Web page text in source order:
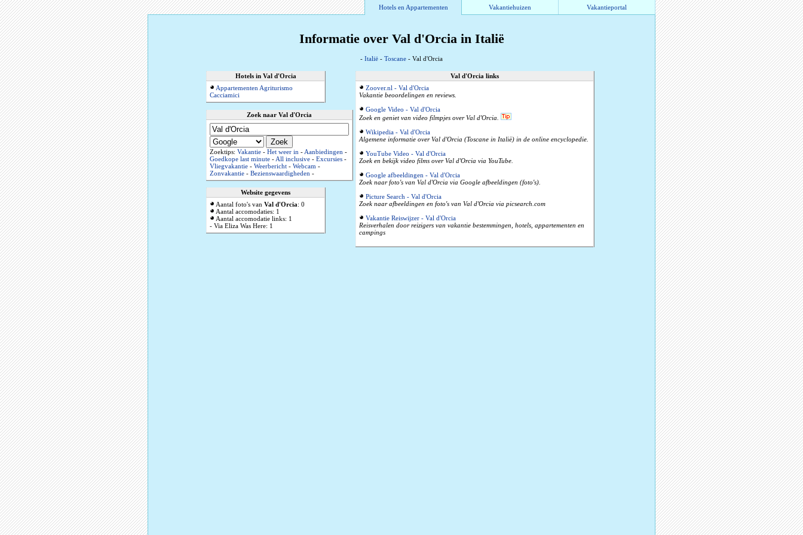
Hotels en Appartementen Vakantiehuizen Vakantieportal
Informatie over Val d'Orcia in Italië
- Italië - Toscane - Val d'Orcia
Hotels in Val d'Orcia
Appartementen Agriturismo
Cacciamici
Zoek naar Val d'Orcia
Zoektips: Vakantie - Het weer in -Aanbiedingen -
Goedkope last minute -All inclusive - Excursies -
Vliegvakantie - Weerbericht - Webcam -
Zonvakantie - Bezienswaardigheden -
Website gegevens
Aantal foto's van Val d'Orcia: 0
Aantal accomodaties: 1
Aantal accomodatie links: 1
- Via Eliza Was Here: 1
Val d'Orcia links
Zoover.nl - Val d'Orcia
Vakantie beoordelingen en reviews.
Google Video - Val d'Orcia
Zoek en geniet van video filmpjes over Val d'Orcia.
Wikipedia - Val d'Orcia
Algemene informatie over Val d'Orcia (Toscane in Italië) in de online encyclopedie.
YouTube Video - Val d'Orcia
Zoek en bekijk video films over Val d'Orcia via YouTube.
Google afbeeldingen - Val d'Orcia
Zoek naar foto's van Val d'Orcia via Google afbeeldingen (foto's).
Picture Search - Val d'Orcia
Zoek naar afbeeldingen en foto's van Val d'Orcia via picsearch.com
Vakantie Reiswijzer - Val d'Orcia
Reisverhalen door reizigers van vakantie bestemmingen, hotels, appartementen en
campings